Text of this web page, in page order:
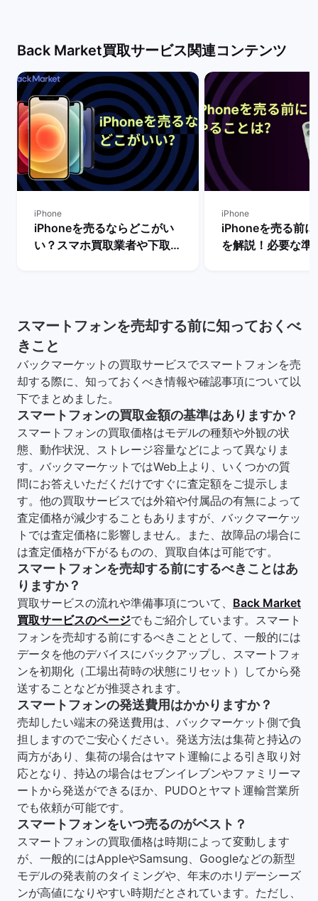
Back Market買取サービス関連コンテンツ
iPhone
iPhoneを売るならどこがい
い？スマホ買取業者や下取り
iPhone
iPhoneを売る前
を解説！必要な準
スマートフォンを売却する前に知っておくべ
きこと
バックマーケットの買取サービスでスマートフォンを売
却する際に、知っておくべき情報や確認事項について以
下でまとめました。
スマートフォンの買取金額の基準はありますか？
スマートフォンの買取価格はモデルの種類や外観の状
態、動作状況、ストレージ容量などによって異なりま
す。バックマーケットではWeb上より、いくつかの質
問にお答えいただくだけですぐに査定額をご提示しま
す。他の買取サービスでは外箱や付属品の有無によって
査定価格が減少することもありますが、バックマーケッ
トでは査定価格に影響しません。また、故障品の場合に
は査定価格が下がるものの、買取自体は可能です。
スマートフォンを売却する前にするべきことはあ
りますか？
買取サービスの流れや準備事項について、 Back Market
買取サービスのページでもご紹介しています。スマート
フォンを売却する前にするべきこととして、一般的には
データを他のデバイスにバックアップし、スマートフォ
ンを初期化（工場出荷時の状態にリセット）してから発
送することなどが推奨されます。
スマートフォンの発送費用はかかりますか？
売却したい端末の発送費用は、バックマーケット側で負
担しますのでご安心ください。発送方法は集荷と持込の
両方があり、集荷の場合はヤマト運輸による引き取り対
応となり、持込の場合はセブンイレブンやファミリーマ
ートから発送ができるほか、PUDOとヤマト運輸営業所
でも依頼が可能です。
スマートフォンをいつ売るのがベスト？
スマートフォンの買取価格は時期によって変動します
が、一般的にはAppleやSamsung、Googleなどの新型
モデルの発表前のタイミングや、年末のホリデーシーズ
ンが高値になりやすい時期だとされています。ただし、